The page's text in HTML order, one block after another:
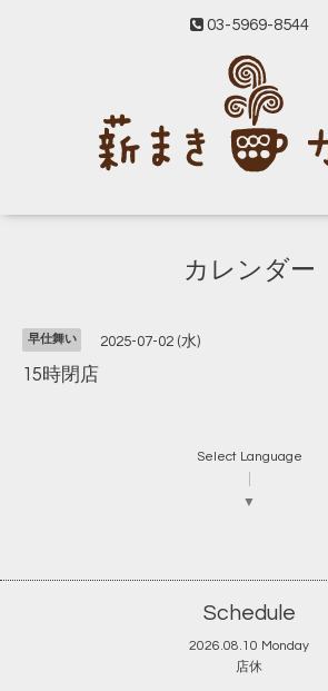
03-5969-8544
カレンダー
早仕舞い 2025-07-02 (水)
15時閉店
Select Language
▼
Schedule
2026.08.10 Monday
店休